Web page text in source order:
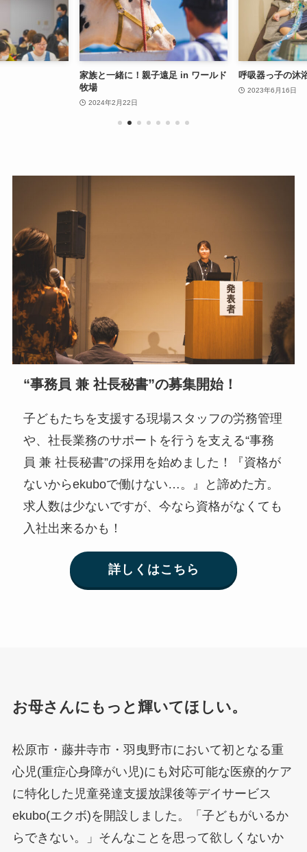
家族と一緒に！親子遠足 in ワールド
牧場
2024年2月22日
呼吸器っ子の沐
2023年6月16日
“事務員 兼 社長秘書”の募集開始！
子どもたちを支援する現場スタッフの労務管理
や、社長業務のサポートを行うを支える“事務
員 兼 社長秘書”の採用を始めました！『資格が
ないからekuboで働けない…。』と諦めた方。
求人数は少ないですが、今なら資格がなくても
入社出来るかも！
詳しくはこちら
お母さんにもっと輝いてほしい。
松原市・藤井寺市・羽曳野市において初となる重
心児(重症心身障がい児)にも対応可能な医療的ケア
に特化した児童発達支援放課後等デイサービス
ekubo(エクボ)を開設しました。「子どもがいるか
らできない。」そんなことを思って欲しくないか